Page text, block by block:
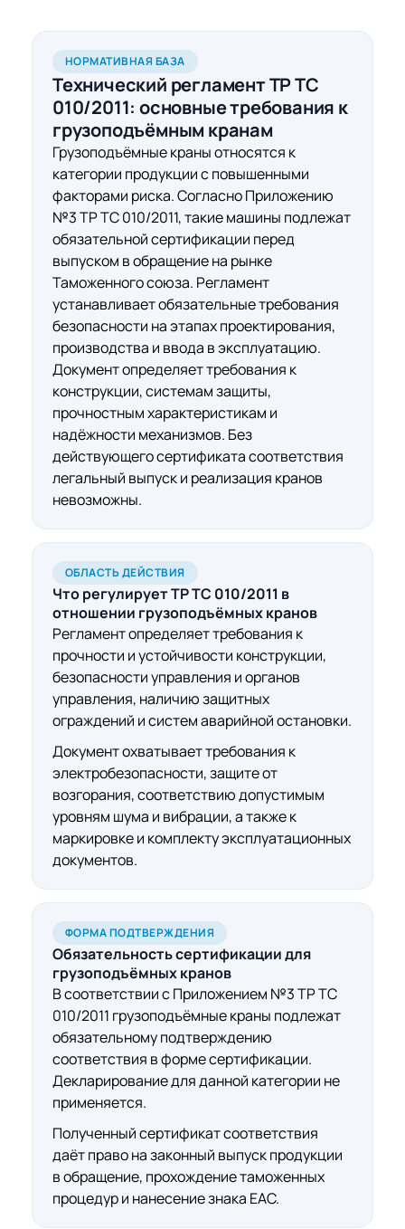
НОРМАТИВНАЯ БАЗА
Технический регламент ТР ТС
010/2011:основные требования к
грузоподъёмным кранам
Грузоподъёмные краны относятся к
категории продукции с повышенными
факторами риска. Согласно Приложению
№3 ТР ТС 010/2011, такие машины подлежат
обязательной сертификации перед
выпуском в обращение на рынке
Таможенного союза. Регламент
устанавливает обязательные требования
безопасности на этапах проектирования,
производства и ввода в эксплуатацию.
Документ определяет требования к
конструкции, системам защиты,
прочностным характеристикам и
надёжности механизмов. Без
действующего сертификата соответствия
легальный выпуск и реализация кранов
невозможны.
ОБЛАСТЬ ДЕЙСТВИЯ
Что регулирует ТР ТС 010/2011 в
отношении грузоподъёмных кранов
Регламент определяет требования к
прочности и устойчивости конструкции,
безопасности управления и органов
управления, наличию защитных
ограждений и систем аварийной остановки.
Документ охватывает требования к
электробезопасности, защите от
возгорания, соответствию допустимым
уровням шума и вибрации, а также к
маркировке и комплекту эксплуатационных
документов.
ФОРМА ПОДТВЕРЖДЕНИЯ
Обязательностьсертификации для
грузоподъёмных кранов
В соответствии с Приложением №3 ТР ТС
010/2011 грузоподъёмные краны подлежат
обязательному подтверждению
соответствия в форме сертификации.
Декларирование для данной категории не
применяется.
Полученный сертификат соответствия
даёт право на законный выпуск продукции
в обращение, прохождение таможенных
процедур и нанесение знака ЕАС.